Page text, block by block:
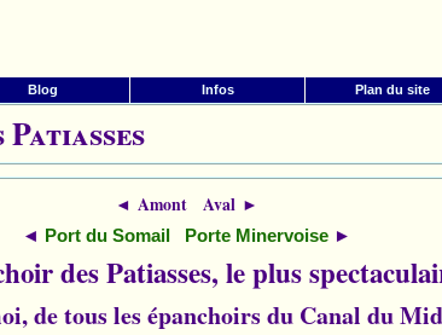
Blog Infos Plan du site
◄ Amont Aval ►
◄ Port du Somail Porte Minervoise ►
des Patiasses, le plus
de tous les épanchoirs du Canal du